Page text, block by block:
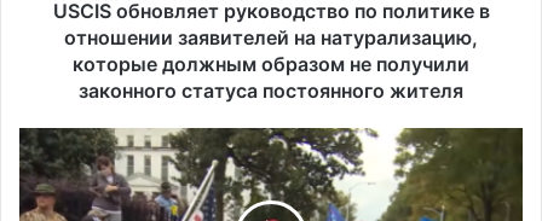
р
у
о
USCIS обновляет руководство по политике в
отношении заявителей на натурализацию,
которые должным образом не получили
законного статуса постоянного жителя
С
т
о
р